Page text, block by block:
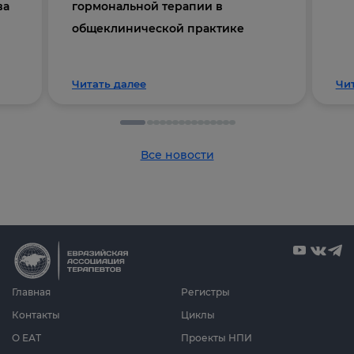
гормональной терапии в
общеклинической практике
Читать далее
Все новости
Главная
О ЕАТ
Циклы
Проекты НПИ
Регистры
Контакты